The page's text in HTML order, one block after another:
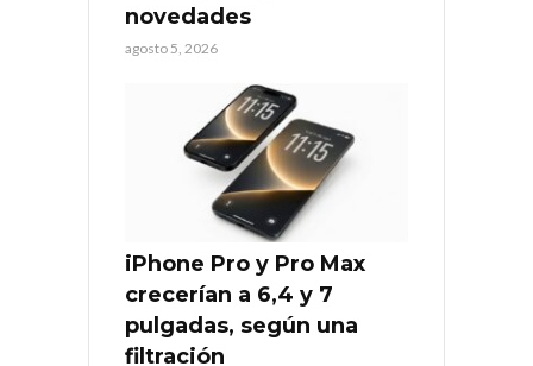
novedades
agosto 5, 2026
iPhone Pro y Pro Max
crecerían a 6,4 y 7
pulgadas, según una
filtración